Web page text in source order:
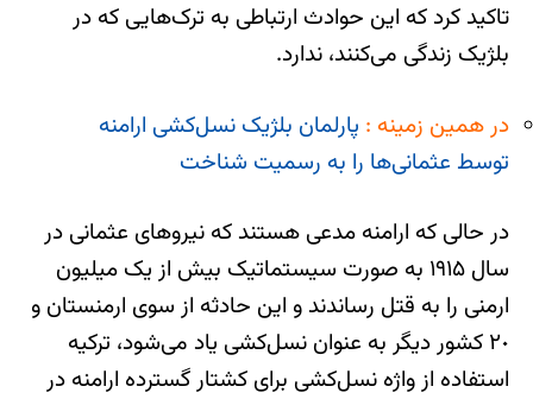
تاکید کرد که این حوادث ارتباطی به ترک‌هایی که در
بلژیک زندگی می‌کنند، ندارد.
در همین زمینه : پارلمان بلژیک نسل‌کشی ارامنه
توسط عثمانی‌ها را به رسمیت شناخت
در حالی که ارامنه مدعی هستند که نیروهای عثمانی در
سال ١٩١۵ به صورت سیستماتیک بیش از یک میلیون
ارمنی را به قتل رساندند و این حادثه از سوی ارمنستان و
٢٠ کشور دیگر به عنوان نسل‌کشی یاد می‌شود، ترکیه
استفاده از واژه نسل‌کشی برای کشتار گسترده ارامنه در